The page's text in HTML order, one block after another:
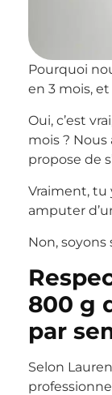
Pourquoi
en 3 mois,
Oui, c’est
mois ?
propose de
Vraiment, tu
amputer
Non, soyons
800 g
par
Selon